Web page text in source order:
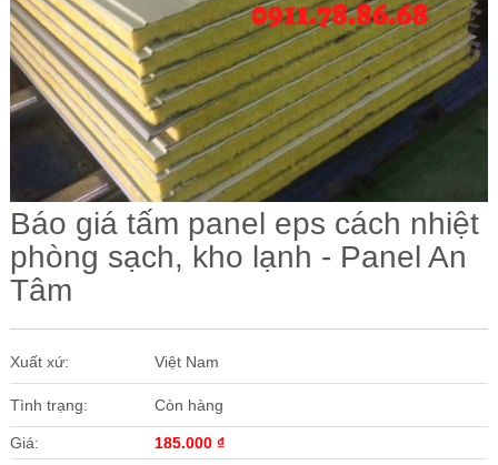
Ốc Vít
Cuộn Inox
Vật Liệu Cách Âm
Vật liệu Bảo Ôn | Cách Âm Chống Nóng An Tâm
Vật Liệu Bọc Lót Hàng Hóa
Tấm lấy Sáng polycarbonate
Giấy Dán Tường, Giấy Bạc
Phụ Kiện Phòng Sạch Kho Lạnh
Báo giá tấm panel eps cách nhiệt
phòng sạch, kho lạnh - Panel An
Tâm
Xuất xứ: Việt Nam
Tình trạng: Còn hàng
Giá: 185.000 ₫